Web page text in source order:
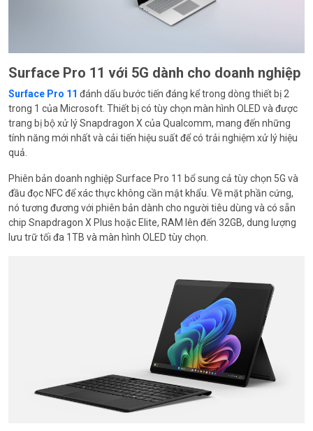
Surface Pro 11 với 5G dành cho doanh nghiệp
Surface Pro 11 đánh dấu bước tiến đáng kể trong dòng thiết bị 2
trong 1 của Microsoft. Thiết bị có tùy chọn màn hình OLED và được
trang bị bộ xử lý Snapdragon X của Qualcomm, mang đến những
tính năng mới nhất và cải tiến hiệu suất để có trải nghiệm xử lý hiệu
quả.
Phiên bản doanh nghiệp Surface Pro 11 bổ sung cả tùy chọn 5G và
đầu đọc NFC để xác thực không cần mật khẩu. Về mặt phần cứng,
nó tương đương với phiên bản dành cho người tiêu dùng và có sẵn
chip Snapdragon X Plus hoặc Elite, RAM lên đến 32GB, dung lượng
lưu trữ tối đa 1TB và màn hình OLED tùy chọn.